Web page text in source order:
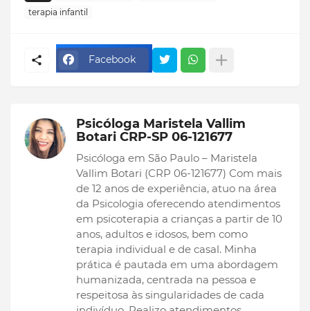
terapia infantil
Facebook
Psicóloga Maristela Vallim
Botari CRP-SP 06-121677
Psicóloga em São Paulo – Maristela
Vallim Botari (CRP 06-121677) Com mais
de 12 anos de experiência, atuo na área
da Psicologia oferecendo atendimentos
em psicoterapia a crianças a partir de 10
anos, adultos e idosos, bem como
terapia individual e de casal. Minha
prática é pautada em uma abordagem
humanizada, centrada na pessoa e
respeitosa às singularidades de cada